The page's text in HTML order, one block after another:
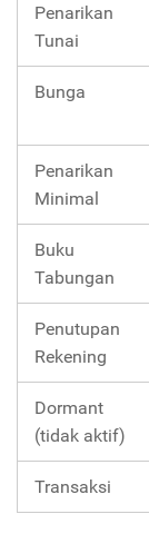
Penarikan
Tunai
Bunga
Penarikan
Minimal
Buku
Tabungan
Penutupan
Rekening
Dormant
(tidak aktif)
Transaksi